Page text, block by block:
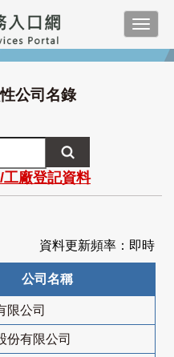
公司名錄
工廠登記資料
資料更新頻率：即時
公司名稱
限公司
份有限公司